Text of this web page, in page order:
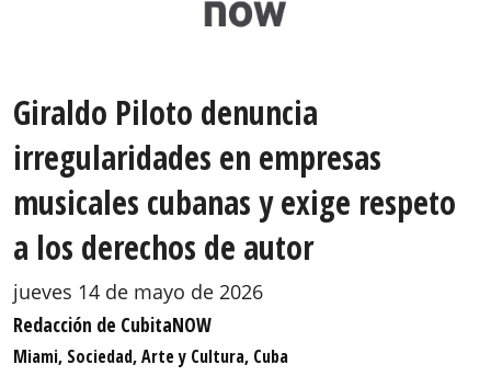
Giraldo Piloto denuncia
irregularidades en empresas
musicales cubanas y exige respeto
a los derechos de autor
jueves 14 de mayo de 2026
Redacción de CubitaNOW
Miami, Sociedad, Arte y Cultura, Cuba